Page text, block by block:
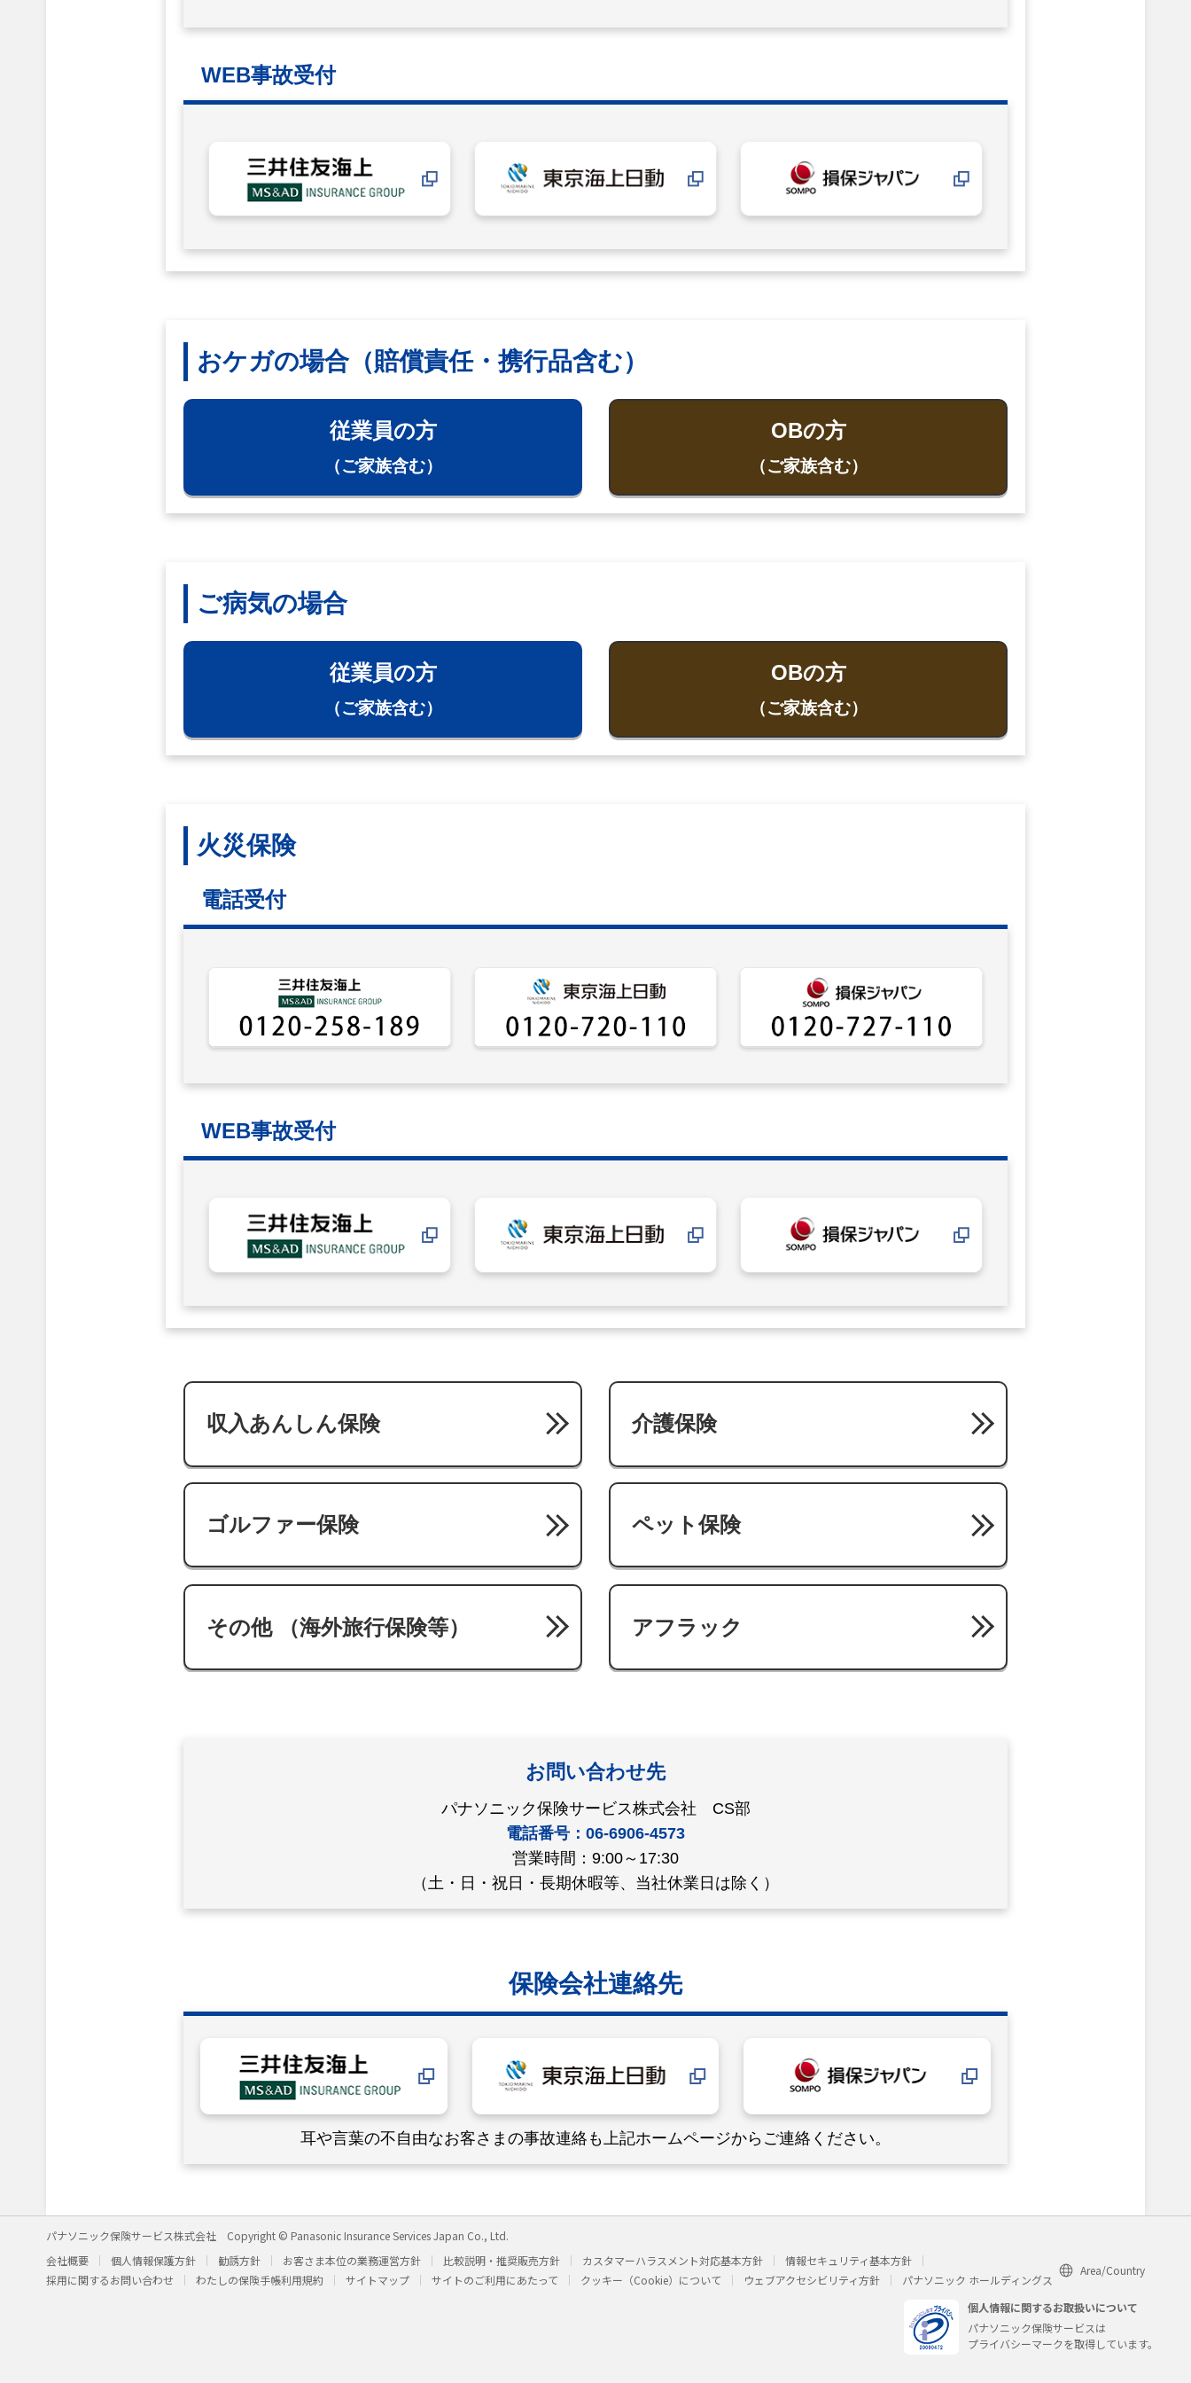
WEB事故受付
おケガの場合（賠償責任・携行品含む）
従業員の方
（ご家族含む）
OBの方
（ご家族含む）
ご病気の場合
従業員の方
（ご家族含む）
OBの方
（ご家族含む）
火災保険
電話受付
WEB事故受付
収入あんしん保険 介護保険
ゴルファー保険 ペット保険
その他 （海外旅行保険等） アフラック
お問い合わせ先
パナソニック保険サービス株式会社 CS部
電話番号：06-6906-4573
営業時間：9:00～17:30
（土・日・祝日・長期休暇等、当社休業日は除く）
保険会社連絡先
耳や言葉の不自由なお客さまの事故連絡も上記ホームページからご連絡ください。
パナソニック保険サービス株式会社
Copyright © Panasonic Insurance Services Japan Co., Ltd.
会社概要
個人情報保護方針 勧誘方針 お客さま本位の業務運営方針 比較説明・推奨販売方針 カスタマーハラスメント対応基本方針
情報セキュリティ基本方針
採用に関するお問い合わせ
わたしの保険手帳利用規約 サイトマップ サイトのご利用にあたって クッキー（Cookie）について ウェブアクセシビリティ方針 パナソニック ホールディングス
Area/Country
個人情報に関するお取扱いについて
パナソニック保険サービスは
プライバシーマークを取得しています。